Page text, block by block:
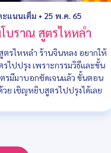
แนนเต็ม • 25 พ.ค. 65
บราณ สูตรไหหลำ
รไหหลำ ร้านจินหลง อยากให้
ไปปรุง เพราะกรรมวิธีและขั้น
รมีมาบอกชัดเจนแล้ว ขั้นตอน
ย เชิญหยิบสูตรไปปรุงได้เลย